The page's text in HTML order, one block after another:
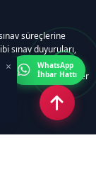
×
süreçlerine
sınav duyuruları,
içerikleri,
dair güncel bilgiler
WhatsApp
İhbar Hattı